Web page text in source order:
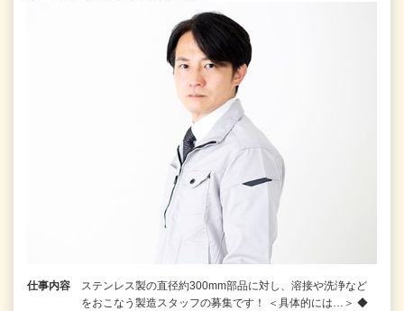
仕事内容
ステンレス製の直径約300mm部品に対し、溶接や洗浄など
をおこなう製造スタッフの募集です！ ＜具体的には…＞ ◆